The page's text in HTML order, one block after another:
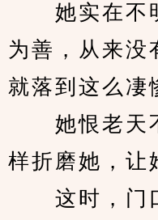
她实在不明
为善，从来没
就落到这么凄
她恨老天不
样折磨她，让
这时，门口